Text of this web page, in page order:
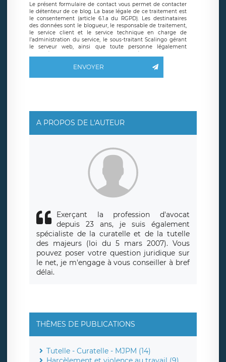
Le présent formulaire de contact vous permet de contacter
le détenteur de ce blog. La base légale de ce traitement est
le consentement (article 6.1.a du RGPD). Les destinataires
des données sont le blogueur, le responsable de traitement,
le service client et le service technique en charge de
l’administration du service, le sous-traitant Scalingo gérant
le serveur web, ainsi que toute personne légalement
autorisée. Le formulaire de contact à destination du
basé en France et offrant des
clauses de protection
limitation du traitement relatif à vos données à caractère
données. Vous pouvez exercer ces droits auprès du délégué
de traitement est la société LÉGAVOX, sis 9 rue Léopold
Sédar Senghor, joignable à l’adresse mail :
responsabledetraitement@legavox.fr. Vous avez également
le droit d’introduire une réclamation auprès d’une autorité
ENVOYER
A PROPOS DE L'AUTEUR
Exerçant la profession d'avocat
depuis 23 ans, je suis également
spécialiste de la curatelle et de la tutelle
des majeurs (loi du 5 mars 2007). Vous
pouvez poser votre question juridique sur
le net, je m'engage à vous conseiller à bref
délai.
THÈMES DE PUBLICATIONS
Tutelle - Curatelle - MJPM (14)